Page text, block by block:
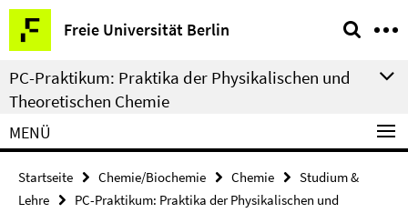
Springe
direkt
zu
Inhalt
Freie Universität Berlin
Service-
Navigation
PC-Praktikum: Praktika der Physikalischen und
Theoretischen Chemie
MENÜ
Startseite Chemie/Biochemie Chemie
Studium &
Lehre
PC-Praktikum: Praktika der Physikalischen und